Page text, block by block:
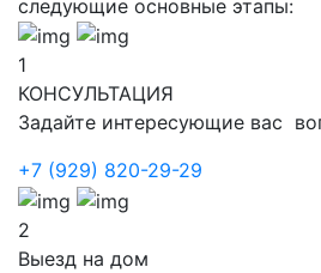
следующие основные этапы:
1
КОНСУЛЬТАЦИЯ
Задайте интересующие вас
+7 (929) 820-29-29
2
Выезд на дом